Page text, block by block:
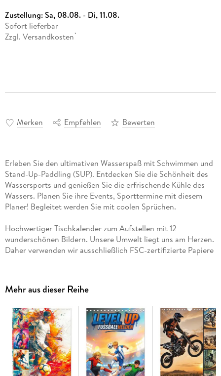
Zustellung:Sa, 08.08. - Di, 11.08.
Sofort lieferbar
Zzgl. Versandkosten *
Merken Empfehlen Bewerten
Erleben Sie den ultimativen Wasserspaß mit Schwimmen und
Stand-Up-Paddling (SUP). Entdecken Sie die Schönheit des
Wassersports und genießen Sie die erfrischende Kühle des
Wassers. Planen Sie ihre Events, Sporttermine mit diesem
Planer! Begleitet werden Sie mit coolen Sprüchen.
Hochwertiger Tischkalender zum Aufstellen mit 12
wunderschönen Bildern. Unsere Umwelt liegt uns am Herzen.
Daher verwenden wir ausschließlich FSC-zertifizierte Papiere
Germany) produzieren. Wir halten unsere Transportwege kurz
und sorgen für eine klimabewusste Logistik.
14 Seiten bestehend aus 1 Cover | 12 Monatsseiten | 1
Indexseite | Papprücken mit Aufstellerfunktion.
Dieser erfolgreiche Kalender wurde dieses Jahr mit gleichen
Bildern und aktualisiertem Kalendarium wiederveröffentlicht.
Mehr aus dieser Reihe